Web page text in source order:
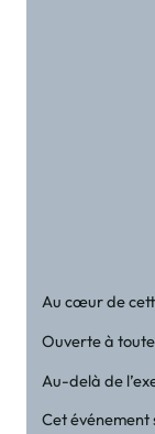
Au cœur de
Ouverte à
Au-delà de
Cet